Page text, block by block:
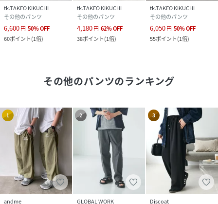
tk.TAKEO KIKUCHI
その他のパンツ
6,600円 50%OFF
60ポイント(1倍)
tk.TAKEO KIKUCHI
その他のパンツ
4,180円 62%OFF
38ポイント(1倍)
tk.TAKEO KIKUCHI
その他のパンツ
6,050円 50%OFF
55ポイント(1倍)
その他のパンツのランキング
1
andme
2
GLOBAL WORK
3
Discoat